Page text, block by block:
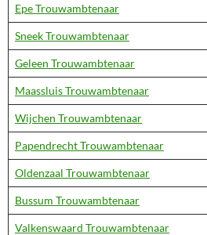
Epe Trouwambtenaar
Sneek Trouwambtenaar
Geleen Trouwambtenaar
Maassluis Trouwambtenaar
Wijchen Trouwambtenaar
Papendrecht Trouwambtenaar
Oldenzaal Trouwambtenaar
Bussum Trouwambtenaar
Valkenswaard Trouwambtenaar